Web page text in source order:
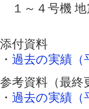
１～４号機 地
添付資料
・ 過去の実績（
参考資料（最終
・ 過去の実績（